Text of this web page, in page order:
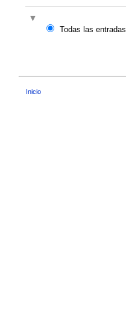
Todas las entradas
Inicio